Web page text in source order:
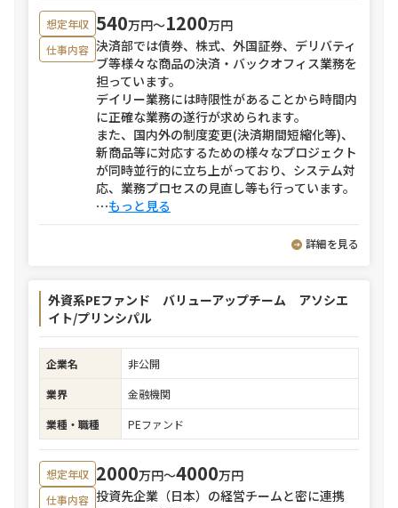
想定年収 540万円〜1200万円
仕事内容 決済部では債券、株式、外国証券、デリバティ
ブ等様々な商品の決済・バックオフィス業務を
担っています。
デイリー業務には時限性があることから時間内
に正確な業務の遂行が求められます。
また、国内外の制度変更(決済期間短縮化等)、
新商品等に対応するための様々なプロジェクト
が同時並行的に立ち上がっており、システム対
応、業務プロセスの見直し等も行っています。
⋯もっと見る
詳細を見る
外資系PEファンド バリューアップチーム アソシエ
イト/プリンシパル
企業名
非公開
業界
金融機関
業種・職種
PEファンド
想定年収 2000万円〜4000万円
仕事内容 投資先企業（日本）の経営チームと密に連携